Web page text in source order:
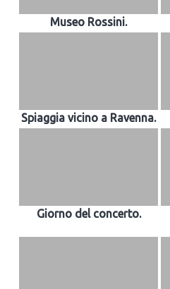
Museo Rossini.
Spiaggia vicino a Ravenna.
Giorno del concerto.